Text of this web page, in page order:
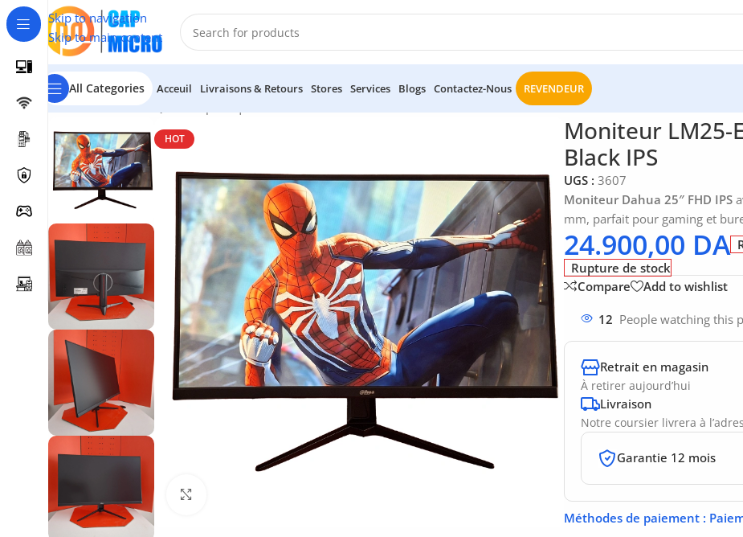
Skip to navigation
Skip to main content
All Categories Acceuil Livraisons & Retours Stores Services Blogs Contactez-Nous REVENDEUR
Accueil/INFORMATIQUE Moniteur LM25-E211S Dahua Gamer 25″ FHD Black IPS
HOT
Moniteur LM25-
Black IPS
UGS : 3607
Moniteur Dahua 25″ FHD IPS
mm, parfait pour gaming et
24.900,00 DA
Rupture de stock
Compare
Add to wishlist
12 People watching this
Retrait en magasin
À retirer aujourd’hui
Livraison
Notre coursier livrera à
Garantie 12 mois
Méthodes de paiement :